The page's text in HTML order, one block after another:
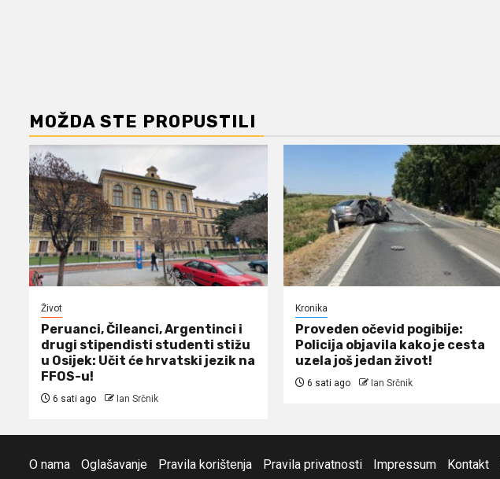
MOŽDA STE PROPUSTILI
Život
Peruanci, Čileanci, Argentinci i
drugi stipendisti studenti stižu
u Osijek: Učit će hrvatski jezik na
FFOS-u!
6 sati ago Ian Srčnik
Kronika
Proveden očevid pogibije:
Policija objavila kako je cesta
uzela još jedan život!
6 sati ago Ian Srčnik
O nama Oglašavanje Pravila korištenja Pravila privatnosti Impressum Kontakt